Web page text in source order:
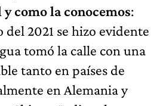
como la conocemos:
2021 se hizo evidente
tomó la calle con una
tanto en países de
en Alemania y